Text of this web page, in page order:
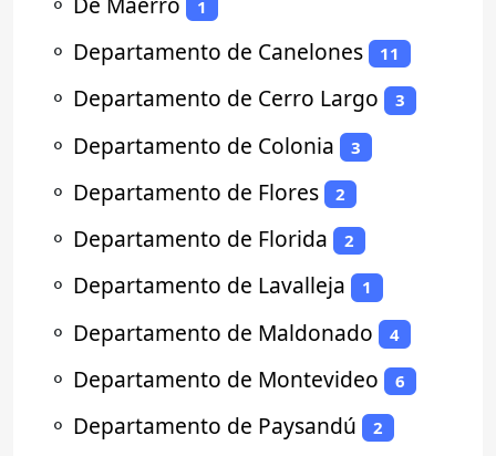
1
⚬ Departamento de Canelones 11
⚬ Departamento de Cerro Largo 3
⚬ Departamento de Colonia 3
⚬ Departamento de Flores 2
⚬ Departamento de Florida 2
⚬ Departamento de Lavalleja 1
⚬ Departamento de Maldonado 4
⚬ Departamento de Montevideo 6
⚬ Departamento de Paysandú 2